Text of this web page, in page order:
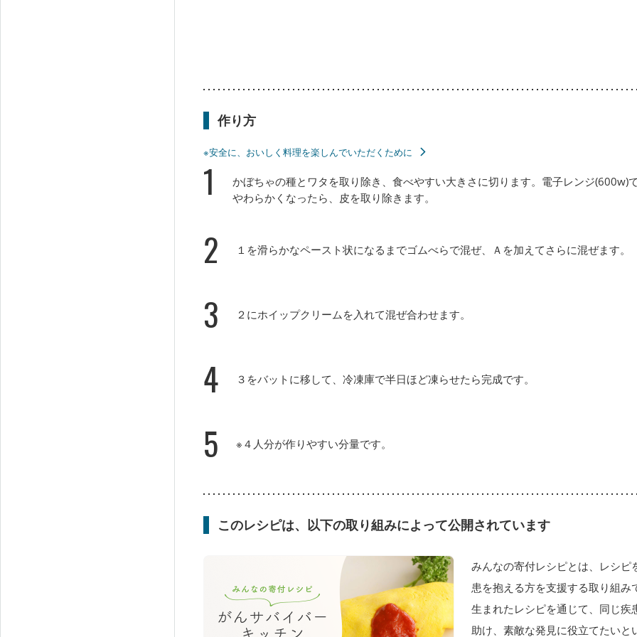
作り方
※安全に、おいしく料理を楽しんでいただくために
1
かぼちゃの種とワタを取り除き、食べやすい大きさに切ります。電子レンジ(600w)
やわらかくなったら、皮を取り除きます。
2 １を滑らかなペースト状になるまでゴムべらで混ぜ、Ａを加えてさらに混ぜます。
3 ２にホイップクリームを入れて混ぜ合わせます。
4 ３をバットに移して、冷凍庫で半日ほど凍らせたら完成です。
5 ※４人分が作りやすい分量です。
このレシピは、以下の取り組みによって公開されています
みんなの寄付レシピとは、レシピ
患を抱える方を支援する取り組み
生まれたレシピを通じて、同じ疾
助け、素敵な発見に役立てたいと